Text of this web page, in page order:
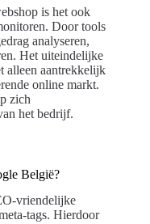
is het ook
Door tools
analyseren,
Het uiteindelijke
alleen aantrekkelijk
online markt.
zich
het bedrijf.
België?
vriendelijke
tags. Hierdoor